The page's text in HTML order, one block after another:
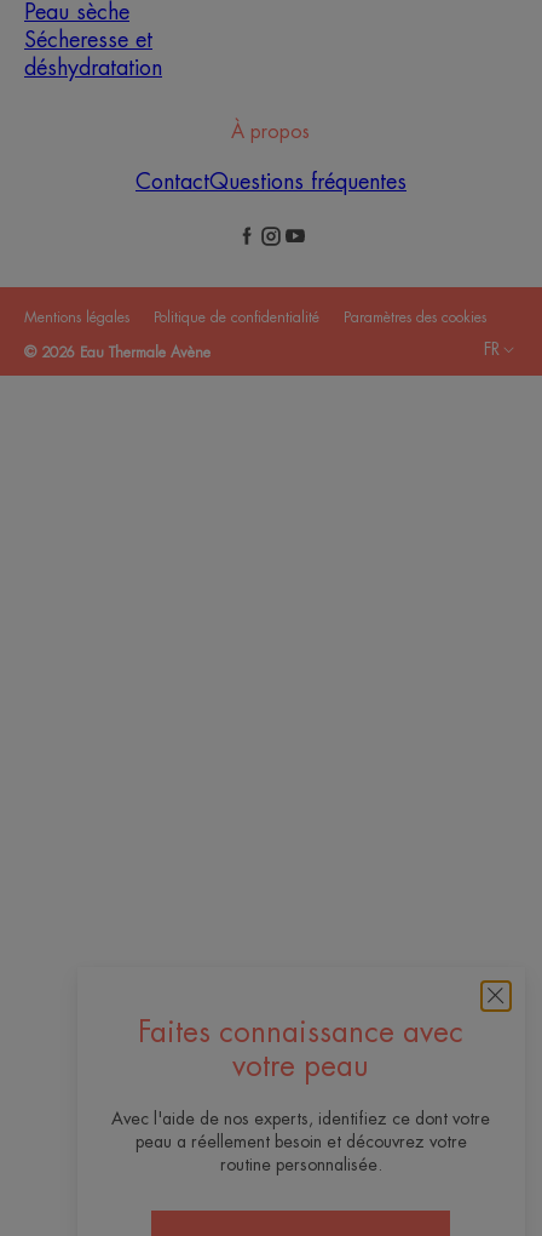
Faites connaissance avec
votre peau
Avec l'aide de nos experts, identifiez ce dont votre
peau a réellement besoin et découvrez votre
routine personnalisée.
Peau sèche
Sécheresse et
déshydratation
À propos
ContactQuestions fréquentes
Mentions légales Politique de confidentialité Paramètres des cookies
© 2026 Eau Thermale Avène FR